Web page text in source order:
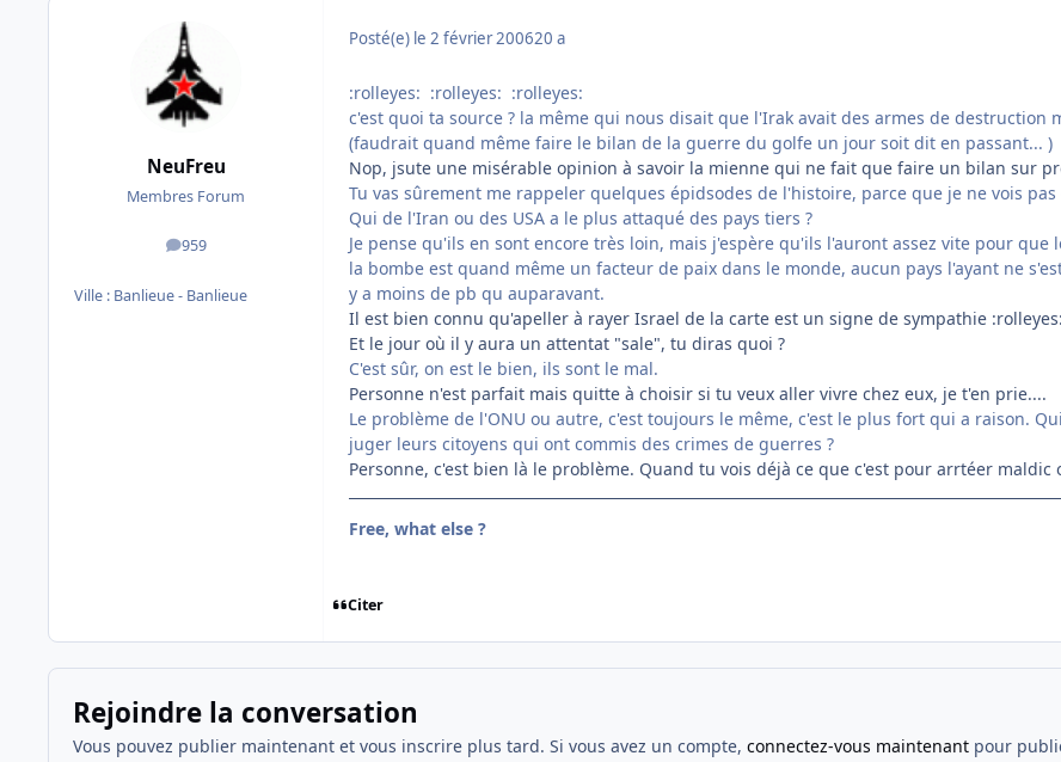
NeuFreu
Membres Forum
959
messages
Ville : Banlieue - Banlieue
Posté(e) le 2 février 200620 a
:rolleyes: :rolleyes: :rolleyes:
c'est quoi ta source ? la même qui nous disait que l'Irak avait des armes de destruction
(faudrait quand même faire le bilan de la guerre du golfe un jour soit dit en passant... )
Nop, jsute une misérable opinion à savoir la mienne qui ne fait que faire un bilan sur
Tu vas sûrement me rappeler quelques épidsodes de l'histoire, parce que je ne vois
Qui de l'Iran ou des USA a le plus attaqué des pays tiers ?
Je pense qu'ils en sont encore très loin, mais j'espère qu'ils l'auront assez vite pour
la bombe est quand même un facteur de paix dans le monde, aucun pays l'ayant ne
y a moins de pb qu auparavant.
Il est bien connu qu'apeller à rayer Israel de la carte est un signe de sympathie
Et le jour où il y aura un attentat "sale", tu diras quoi ?
C'est sûr, on est le bien, ils sont le mal.
Personne n'est parfait mais quitte à choisir si tu veux aller vivre chez eux, je t'en prie....
Le problème de l'ONU ou autre, c'est toujours le même, c'est le plus fort qui a raison.
juger leurs citoyens qui ont commis des crimes de guerres ?
Personne, c'est bien là le problème. Quand tu vois déjà ce que c'est pour arrtéer maldic
Free, what else ?
Citer
Rejoindre la conversation
Vous pouvez publier maintenant et vous inscrire plus tard. Si vous avez un compte, connectez-vous maintenantpour